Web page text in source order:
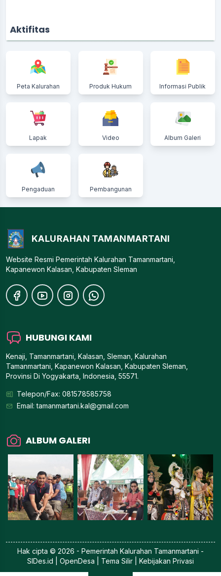
Aktifitas
Peta Kalurahan Produk Hukum Informasi Publik
Lapak Video Album Galeri
Pengaduan Pembangunan
KALURAHAN TAMANMARTANI
Website Resmi Pemerintah Kalurahan Tamanmartani,
Kapanewon Kalasan, Kabupaten Sleman
HUBUNGI KAMI
Kenaji, Tamanmartani, Kalasan, Sleman, Kalurahan
Tamanmartani, Kapanewon Kalasan, Kabupaten Sleman,
Provinsi Di Yogyakarta, Indonesia, 55571.
Telepon/Fax: 081578585758
Email:tamanmartani.kal@gmail.com
ALBUM GALERI
Hak cipta © 2026 - Pemerintah Kalurahan Tamanmartani -
SIDes.id
| OpenDesa | Tema Silir | Kebijakan Privasi